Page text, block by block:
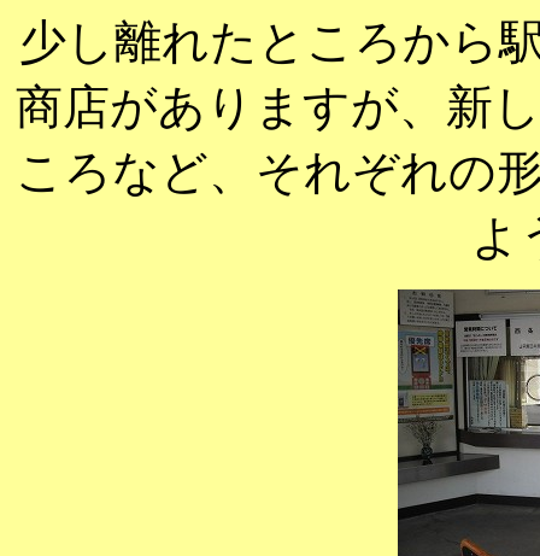
少し離れたところから
商店がありますが、新
ころなど、それぞれの
よ